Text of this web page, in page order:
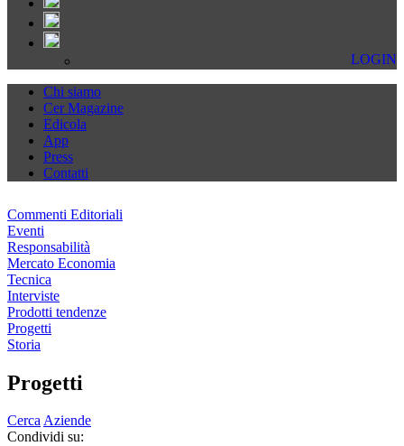
LOGIN
Chi siamo
Cer Magazine
Edicola
App
Press
Contatti
Commenti Editoriali
Eventi
Responsabilità
Mercato Economia
Tecnica
Interviste
Prodotti tendenze
Progetti
Storia
Progetti
CercaAziende
Condividi su: